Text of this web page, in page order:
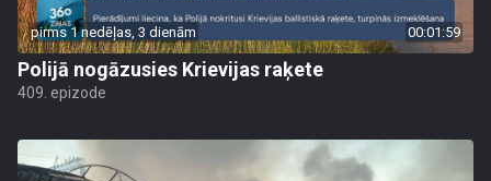
pirms 1 nedēļas, 3 dienām 00:01:59
Polijā nogāzusies Krievijas raķete
409. epizode